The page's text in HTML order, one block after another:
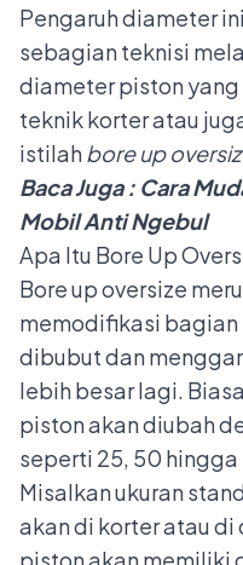
Pengaruh diameter
sebagian teknisi
diameter piston
teknik korter atau
istilahbore up
Baca Juga : Cara
Mobil Anti Ngebul
Apa Itu Bore Up
Bore up oversize
memodifikasi bagian
dibubut dan
lebih besar lagi.
piston akan diubah
seperti 25, 50 hingga
Misalkan ukuran
akan di korter atau di